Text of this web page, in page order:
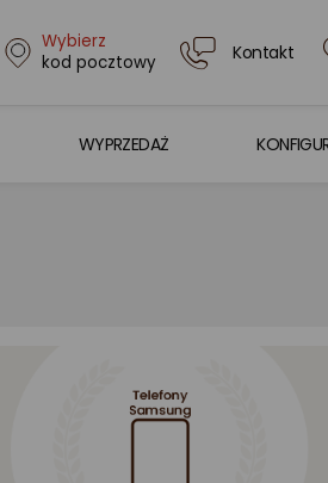
Wybierz
kod pocztowy
Kontakt
WYPRZEDAŻ